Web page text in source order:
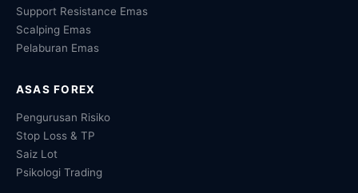
Support Resistance Emas
Scalping Emas
Pelaburan Emas
ASAS FOREX
Pengurusan Risiko
Stop Loss & TP
Saiz Lot
Psikologi Trading